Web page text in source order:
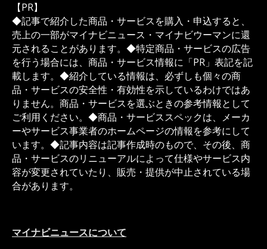
【PR】
◆記事で紹介した商品・サービスを購入・申込すると、
売上の一部がマイナビニュース・マイナビウーマンに還
元されることがあります。◆特定商品・サービスの広告
を行う場合には、商品・サービス情報に「PR」表記を記
載します。◆紹介している情報は、必ずしも個々の商
品・サービスの安全性・有効性を示しているわけではあ
りません。商品・サービスを選ぶときの参考情報として
ご利用ください。◆商品・サービススペックは、メーカ
ーやサービス事業者のホームページの情報を参考にして
います。◆記事内容は記事作成時のもので、その後、商
品・サービスのリニューアルによって仕様やサービス内
容が変更されていたり、販売・提供が中止されている場
合があります。
マイナビニュースについて